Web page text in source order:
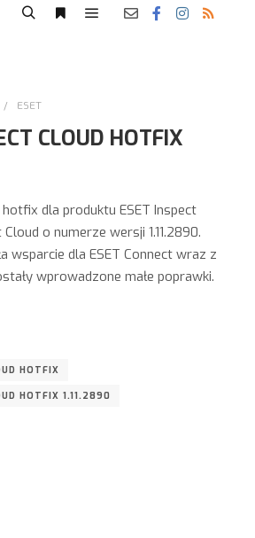
ESET
CLOUD HOTFIX
hotfix dla produktu ESET Inspect
o numerze wersji 1.11.2890.
wsparcie dla ESET Connect wraz z
wprowadzone małe poprawki.
HOTFIX
HOTFIX 1.11.2890